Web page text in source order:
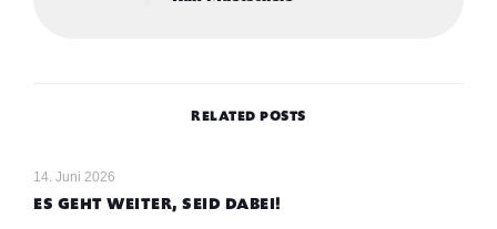
RELATED POSTS
14. Juni 2026
ES GEHT WEITER, SEID DABEI!